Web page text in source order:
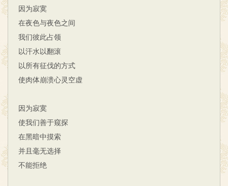
因为寂寞
在夜色与夜色之间
我们彼此占领
以汗水以翻滚
以所有征伐的方式
使肉体崩溃心灵空虚
因为寂寞
使我们善于窥探
在黑暗中摸索
并且毫无选择
不能拒绝